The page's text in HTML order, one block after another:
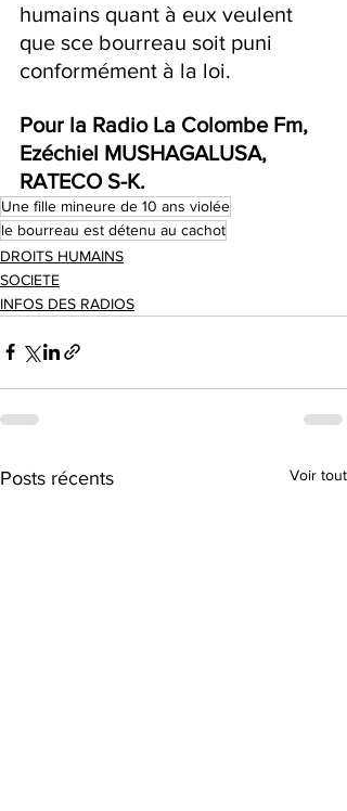
humains quant à eux veulent
que sce bourreau soit puni
conformément à la loi.
Pour la Radio La Colombe Fm,
Ezéchiel MUSHAGALUSA,
RATECO S-K.
Une fille mineure de 10 ans violée
le bourreau est détenu au cachot
DROITS HUMAINS
SOCIETE
INFOS DES RADIOS
Posts récents Voir tout